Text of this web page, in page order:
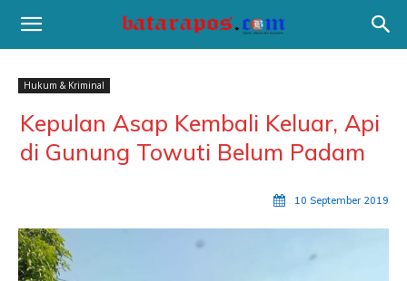
Hukum & Kriminal
Kepulan Asap Kembali Keluar, Api
di Gunung Towuti Belum Padam
10 September 2019